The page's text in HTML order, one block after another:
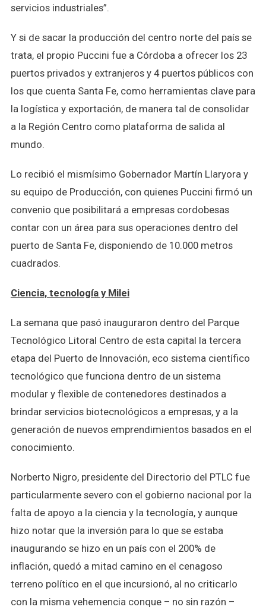
servicios industriales”.
Y si de sacar la producción del centro norte del país se
trata, el propio Puccini fue a Córdoba a ofrecer los 23
puertos privados y extranjeros y 4 puertos públicos con
los que cuenta Santa Fe, como herramientas clave para
la logística y exportación, de manera tal de consolidar
a la Región Centro como plataforma de salida al
mundo.
Lo recibió el mismísimo Gobernador Martín Llaryora y
su equipo de Producción, con quienes Puccini firmó un
convenio que posibilitará a empresas cordobesas
contar con un área para sus operaciones dentro del
puerto de Santa Fe, disponiendo de 10.000 metros
cuadrados.
Ciencia, tecnología y Milei
La semana que pasó inauguraron dentro del Parque
Tecnológico Litoral Centro de esta capital la tercera
etapa del Puerto de Innovación, eco sistema científico
tecnológico que funciona dentro de un sistema
modular y flexible de contenedores destinados a
brindar servicios biotecnológicos a empresas, y a la
generación de nuevos emprendimientos basados en el
conocimiento.
Norberto Nigro, presidente del Directorio del PTLC fue
particularmente severo con el gobierno nacional por la
falta de apoyo a la ciencia y la tecnología, y aunque
hizo notar que la inversión para lo que se estaba
inaugurando se hizo en un país con el 200% de
inflación, quedó a mitad camino en el cenagoso
terreno político en el que incursionó, al no criticarlo
con la misma vehemencia conque – no sin razón –